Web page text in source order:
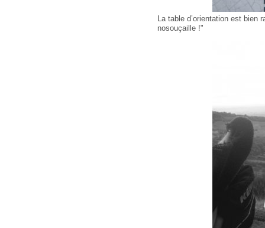
La table d’orientation est
nosouçaille !"